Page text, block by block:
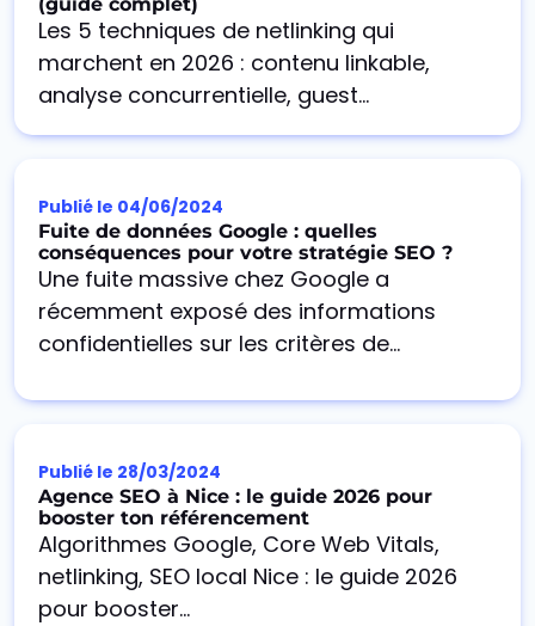
Les 5 techniques de netlinking qui
marchent en 2026 : contenu linkable,
analyse concurrentielle, guest...
Publié le 04/06/2024
Fuite de données Google : quelles
conséquences pour votre stratégie SEO ?
Une fuite massive chez Google a
récemment exposé des informations
confidentielles sur les critères de...
Publié le 28/03/2024
Agence SEO à Nice : le guide 2026 pour
booster ton référencement
Algorithmes Google, Core Web Vitals,
netlinking, SEO local Nice : le guide 2026
pour booster...